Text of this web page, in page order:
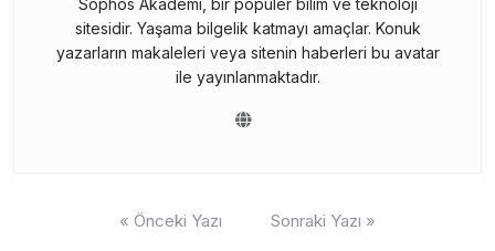
Sophos Akademi, bir popüler bilim ve teknoloji
sitesidir. Yaşama bilgelik katmayı amaçlar. Konuk
yazarların makaleleri veya sitenin haberleri bu avatar
ile yayınlanmaktadır.
« Önceki Yazı Sonraki Yazı »